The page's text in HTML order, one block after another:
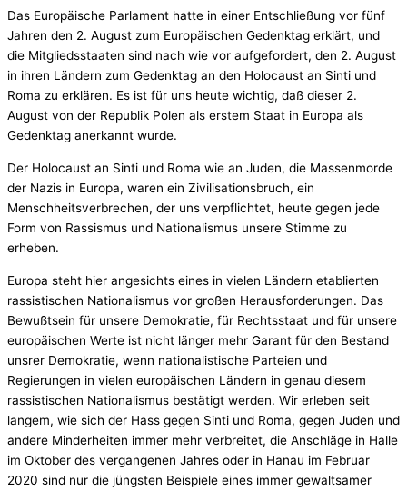
Das Europäische Parlament hatte in einer Entschließung vor fünf
Jahren den 2. August zum Europäischen Gedenktag erklärt, und
die Mitgliedsstaaten sind nach wie vor aufgefordert, den 2. August
in ihren Ländern zum Gedenktag an den Holocaust an Sinti und
Roma zu erklären. Es ist für uns heute wichtig, daß dieser 2.
August von der Republik Polen als erstem Staat in Europa als
Gedenktag anerkannt wurde.
Der Holocaust an Sinti und Roma wie an Juden, die Massenmorde
der Nazis in Europa, waren ein Zivilisationsbruch, ein
Menschheitsverbrechen, der uns verpflichtet, heute gegen jede
Form von Rassismus und Nationalismus unsere Stimme zu
erheben.
Europa steht hier angesichts eines in vielen Ländern etablierten
rassistischen Nationalismus vor großen Herausforderungen. Das
Bewußtsein für unsere Demokratie, für Rechtsstaat und für unsere
europäischen Werte ist nicht länger mehr Garant für den Bestand
unsrer Demokratie, wenn nationalistische Parteien und
Regierungen in vielen europäischen Ländern in genau diesem
rassistischen Nationalismus bestätigt werden. Wir erleben seit
langem, wie sich der Hass gegen Sinti und Roma, gegen Juden und
andere Minderheiten immer mehr verbreitet, die Anschläge in Halle
im Oktober des vergangenen Jahres oder in Hanau im Februar
2020 sind nur die jüngsten Beispiele eines immer gewaltsamer